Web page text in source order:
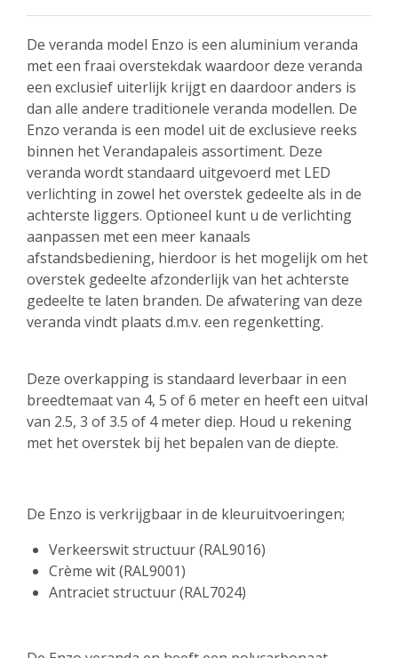
De veranda model Enzo is een aluminium veranda
met een fraai overstekdak waardoor deze veranda
een exclusief uiterlijk krijgt en daardoor anders is
dan alle andere traditionele veranda modellen. De
Enzo veranda is een model uit de exclusieve reeks
binnen het Verandapaleis assortiment. Deze
veranda wordt standaard uitgevoerd met LED
verlichting in zowel het overstek gedeelte als in de
achterste liggers. Optioneel kunt u de verlichting
aanpassen met een meer kanaals
afstandsbediening, hierdoor is het mogelijk om het
overstek gedeelte afzonderlijk van het achterste
gedeelte te laten branden. De afwatering van deze
veranda vindt plaats d.m.v. een regenketting.
Deze overkapping is standaard leverbaar in een
breedtemaat van 4, 5 of 6 meter en heeft een uitval
van 2.5, 3 of 3.5 of 4 meter diep. Houd u rekening
met het overstek bij het bepalen van de diepte.
De Enzo is verkrijgbaar in de kleuruitvoeringen;
Verkeerswit structuur (RAL9016)
Crème wit (RAL9001)
Antraciet structuur (RAL7024)